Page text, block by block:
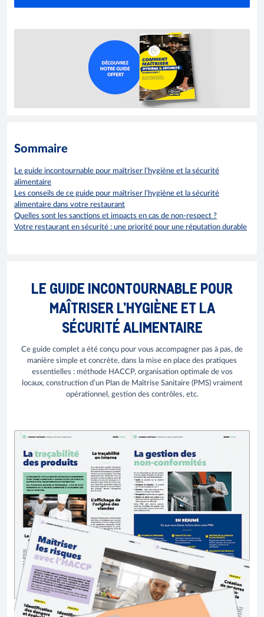
Sommaire
Le guide incontournable pour maîtriser l’hygiène et la sécurité
alimentaire
Les conseils de ce guide pour maîtriser l’hygiène et la sécurité
alimentaire dans votre restaurant
Quelles sont les sanctions et impacts en cas de non-respect ?
Votre restaurant en sécurité : une priorité pour une réputation durable
LE GUIDE INCONTOURNABLE POUR
MAÎTRISER L’HYGIÈNE ET LA
SÉCURITÉ ALIMENTAIRE
Ce guide complet a été conçu pour vous accompagner pas à pas, de
manière simple et concrète, dans la mise en place des pratiques
essentielles : méthode HACCP, organisation optimale de vos
locaux, construction d’un Plan de Maîtrise Sanitaire (PMS) vraiment
opérationnel, gestion des contrôles, etc.